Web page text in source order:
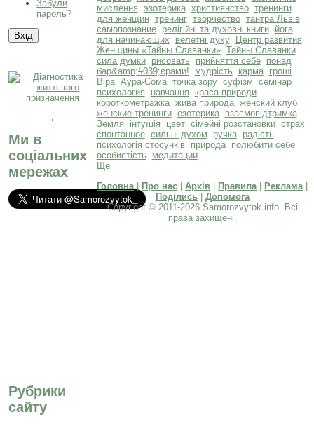
Забули
пароль?
Ми в
соціальних
мережах
Рубрики
сайту
мислення эзотерика християнство тренинги
для женщин тренинг творчество тантра Львів
самопознание
релігійні та духовні книги
йога
для начинающих
велетні духу
Центр развития
Женщины «Тайны Славянки» Тайны Славянки
сила думки
рисовать прийняття себе
понад
бар&amp;#039;єрами!
мудрість карма
гроші
Віра Аура-Сома точка зору суфізм семінар
психология
навчання
краса природи
короткометражка жива природа женский клуб
женские тренинги езотерика
взаємопідтримка
Земля
інтуїція цвет сімейні розстановки страх
спонтанное сильні духом ручка
радість
психологія стосунків
природа
полюбити себе
особистість
медитации
Ще
Головна | Про нас |Архів | Правила | Реклама |
Поділись| Допомога
Copyright © 2011-2026 Samorozvytok.info. Всі
права захищені.